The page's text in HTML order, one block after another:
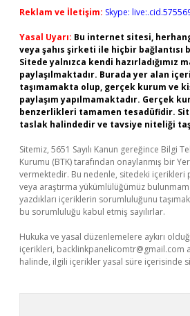
Reklam ve İletişim: Skype:
Yasal Uyarı: Bu internet sitesi,
veya şahıs şirketi ile hiçbir bağlantısı
Sitede yalnızca kendi hazırladığımız
paylaşılmaktadır. Burada yer alan
taşımamakta olup, gerçek kurum ve
paylaşım yapılmamaktadır. Gerçek
benzerlikleri tamamen tesadüfidir.
taslak halindedir ve tavsiye niteliği
Sitemiz, 5651 Sayılı Kanun gereğince Bilgi
Kurumu (BTK) tarafından onaylanmış bir
vermektedir. Bu nedenle, sitedeki
veya araştırma yükümlülüğümüz
yazdıkları içeriklerin sorumluluğunu
bu sorumluluğu kabul etmiş sayılırlar.
Hukuka ve yasal düzenlemelere aykırı
içerikleri, backlinkpanelicomtr@gmail.com
halinde, ilgili içerikler yasal süre içerisinde